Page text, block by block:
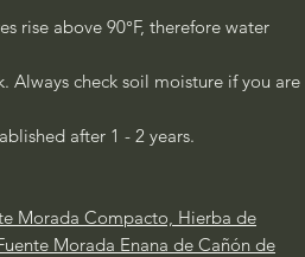
rise above 90°F, therefore water
Always check soil moisture if you are
after 1 - 2 years.
Morada Compacto, Hierba de
Morada Enana de Cañón de